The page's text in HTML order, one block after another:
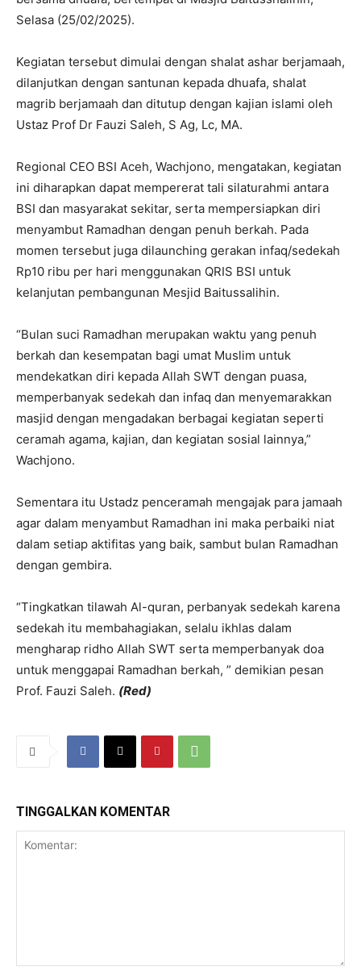
Selasa (25/02/2025).
Kegiatan tersebut dimulai dengan shalat ashar berjamaah,
dilanjutkan dengan santunan kepada dhuafa, shalat
magrib berjamaah dan ditutup dengan kajian islami oleh
Ustaz Prof Dr Fauzi Saleh, S Ag, Lc, MA.
Regional CEO BSI Aceh, Wachjono, mengatakan, kegiatan
ini diharapkan dapat mempererat tali silaturahmi antara
BSI dan masyarakat sekitar, serta mempersiapkan diri
menyambut Ramadhan dengan penuh berkah. Pada
momen tersebut juga dilaunching gerakan infaq/sedekah
Rp10 ribu per hari menggunakan QRIS BSI untuk
kelanjutan pembangunan Mesjid Baitussalihin.
“Bulan suci Ramadhan merupakan waktu yang penuh
berkah dan kesempatan bagi umat Muslim untuk
mendekatkan diri kepada Allah SWT dengan puasa,
memperbanyak sedekah dan infaq dan menyemarakkan
masjid dengan mengadakan berbagai kegiatan seperti
ceramah agama, kajian, dan kegiatan sosial lainnya,”
Wachjono.
Sementara itu Ustadz penceramah mengajak para jamaah
agar dalam menyambut Ramadhan ini maka perbaiki niat
dalam setiap aktifitas yang baik, sambut bulan Ramadhan
dengan gembira.
“Tingkatkan tilawah Al-quran, perbanyak sedekah karena
sedekah itu membahagiakan, selalu ikhlas dalam
mengharap ridho Allah SWT serta memperbanyak doa
untuk menggapai Ramadhan berkah, ” demikian pesan
Prof. Fauzi Saleh. (Red)
TINGGALKAN KOMENTAR